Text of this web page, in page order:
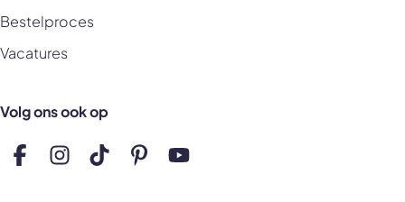
Bestelproces
Vacatures
Volg ons ook op
Volg ons op Facebook
Volg ons op Instagram
Volg ons op TikTok
Volg ons op Pinterest
Volg ons op YouTube